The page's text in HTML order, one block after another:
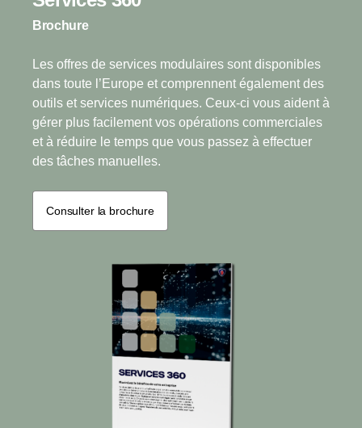
Brochure
Les offres de services modulaires sont disponibles
dans toute l’Europe et comprennent également des
outils et services numériques. Ceux-ci vous aident à
gérer plus facilement vos opérations commerciales
et à réduire le temps que vous passez à effectuer
des tâches manuelles.
Consulter la brochure